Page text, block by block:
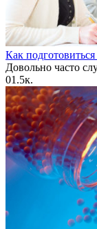
Как
Довольно часто
01.5к.